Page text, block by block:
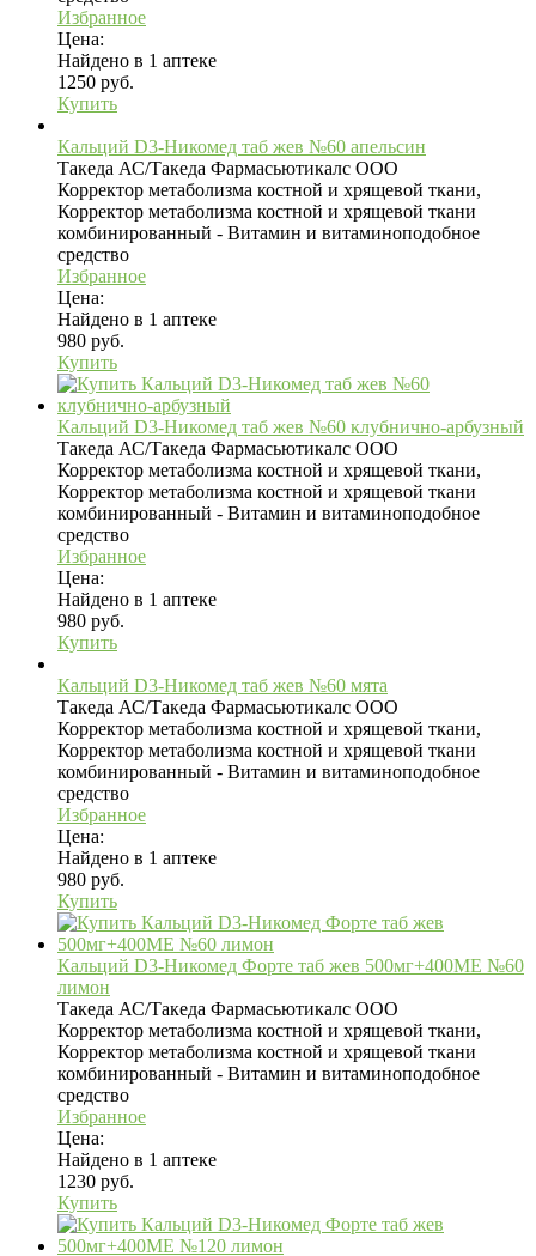
Избранное
Цена:
Найдено в 1 аптеке
1250 руб.
Купить
Кальций D3-Никомед таб жев №60 апельсин
Такеда АС/Такеда Фармасьютикалс ООО
Корректор метаболизма костной и хрящевой ткани,
Корректор метаболизма костной и хрящевой ткани
комбинированный - Витамин и витаминоподобное
средство
Избранное
Цена:
Найдено в 1 аптеке
980 руб.
Купить
Кальций D3-Никомед таб жев №60 клубнично-арбузный
Такеда АС/Такеда Фармасьютикалс ООО
Корректор метаболизма костной и хрящевой ткани,
Корректор метаболизма костной и хрящевой ткани
комбинированный - Витамин и витаминоподобное
средство
Избранное
Цена:
Найдено в 1 аптеке
980 руб.
Купить
Кальций D3-Никомед таб жев №60 мята
Такеда АС/Такеда Фармасьютикалс ООО
Корректор метаболизма костной и хрящевой ткани,
Корректор метаболизма костной и хрящевой ткани
комбинированный - Витамин и витаминоподобное
средство
Избранное
Цена:
Найдено в 1 аптеке
980 руб.
Купить
Кальций D3-Никомед Форте таб жев 500мг+400МЕ №60
лимон
Такеда АС/Такеда Фармасьютикалс ООО
Корректор метаболизма костной и хрящевой ткани,
Корректор метаболизма костной и хрящевой ткани
комбинированный - Витамин и витаминоподобное
средство
Избранное
Цена:
Найдено в 1 аптеке
1230 руб.
Купить